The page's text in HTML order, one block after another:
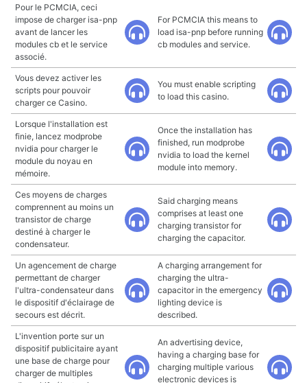
Pour le PCMCIA, ceci
impose de charger isa-pnp
avant de lancer les
modules cb et le service
associé.
For PCMCIA this means to
load isa-pnp before running
cb modules and service.
Vous devez activer les
scripts pour pouvoir
charger ce Casino.
You must enable scripting
to load this casino.
Lorsque l'installation est
finie, lancez modprobe
nvidia pour charger le
module du noyau en
mémoire.
Once the installation has
finished, run modprobe
nvidia to load the kernel
module into memory.
Ces moyens de charges
comprennent au moins un
transistor de charge
destiné à charger le
condensateur.
Said charging means
comprises at least one
charging transistor for
charging the capacitor.
Un agencement de charge
permettant de charger
l'ultra-condensateur dans
le dispositif d'éclairage de
secours est décrit.
A charging arrangement for
charging the ultra-
capacitor in the emergency
lighting device is
described.
L'invention porte sur un
dispositif publicitaire ayant
une base de charge pour
charger de multiples
An advertising device,
having a charging base for
charging multiple various
electronic devices is